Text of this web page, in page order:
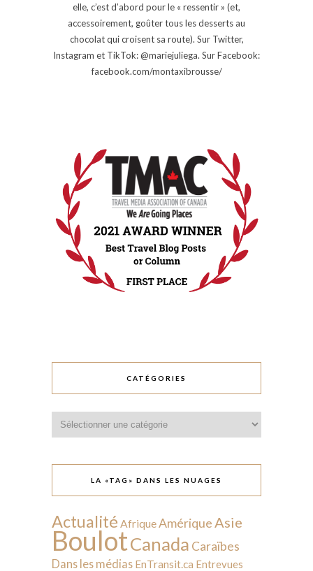
elle, c’est d’abord pour le « ressentir » (et,
accessoirement, goûter tous les desserts au
chocolat qui croisent sa route). Sur Twitter,
Instagram et TikTok: @mariejuliega. Sur Facebook:
facebook.com/montaxibrousse/
CATÉGORIES
LA «TAG» DANS LES NUAGES
Actualité AfriqueAmérique Asie
BoulotCanada Caraïbes
Dans les médias EnTransit.ca Entrevues